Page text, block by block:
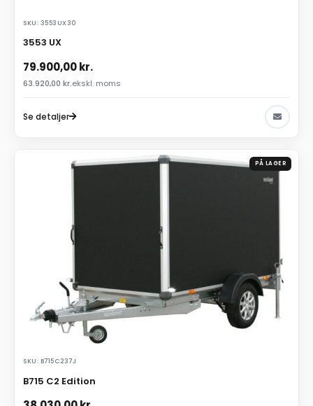
SKU: 3553UX30
3553 UX
79.900,00kr.
63.920,00 kr.ekskl. moms
Se detaljer
PÅ LAGER
SKU: B715C237J
B715 C2 Edition